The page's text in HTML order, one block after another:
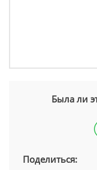
Была ли
Поделиться: